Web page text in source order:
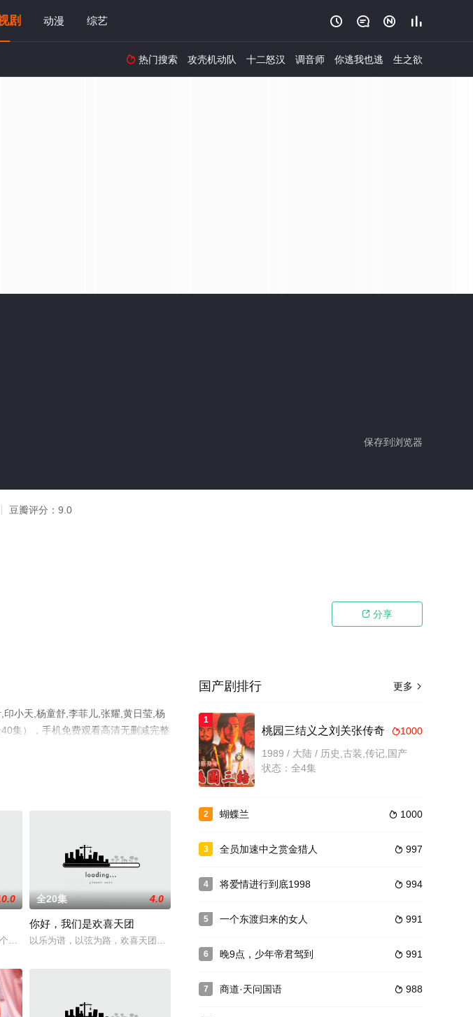
剧 动漫 综艺    
 热门搜索 攻壳机动队 十二怒汉 调音师 你逃我也逃 生之欲
保存到浏览器
豆瓣评分： 9.0
 分享
小天,杨童舒,李菲儿,张耀,黄日莹,杨
集），手机免费观看高清无删减完整
情报组织“夜雾”开发
女儿嫁进“好”人家，为此，她咬紧牙关，顶着巨大的经济
全20集 4.0
你好，我们是欢喜天团
以乐为谱，以弦为路，欢喜天团，正式集结。
更多 
国产剧排行
1
1000
桃园三结义之刘关张传奇
1989 / 大陆 / 历史,古装,传记,国产
状态：全4集
2  1000
蝴蝶兰
3  997
全员加速中之赏金猎人
4  994
将爱情进行到底1998
5  991
一个东渡归来的女人
6  991
晚9点，少年帝君驾到
7  988
商道·天问国语